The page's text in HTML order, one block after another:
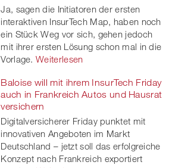
Ja, sagen die Initiatoren der ersten
interaktiven InsurTech Map, haben noch
ein Stück Weg vor sich, gehen jedoch
mit ihrer ersten Lösung schon mal in die
Vorlage. Weiterlesen
Baloise will mit ihrem InsurTech Friday
auch in Frankreich Autos und Hausrat
versichern
Digitalversicherer Friday punktet mit
innovativen Angeboten im Markt
Deutschland – jetzt soll das erfolgreiche
Konzept nach Frankreich exportiert